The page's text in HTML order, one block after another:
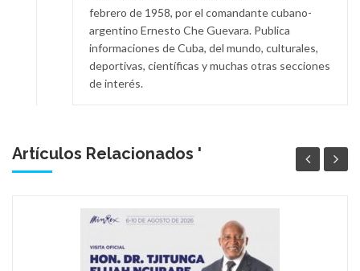
febrero de 1958, por el comandante cubano-
argentino Ernesto Che Guevara. Publica
informaciones de Cuba, del mundo, culturales,
deportivas, científicas y muchas otras secciones
de interés.
Artículos Relacionados '